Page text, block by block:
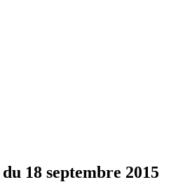
18 septembre 2015